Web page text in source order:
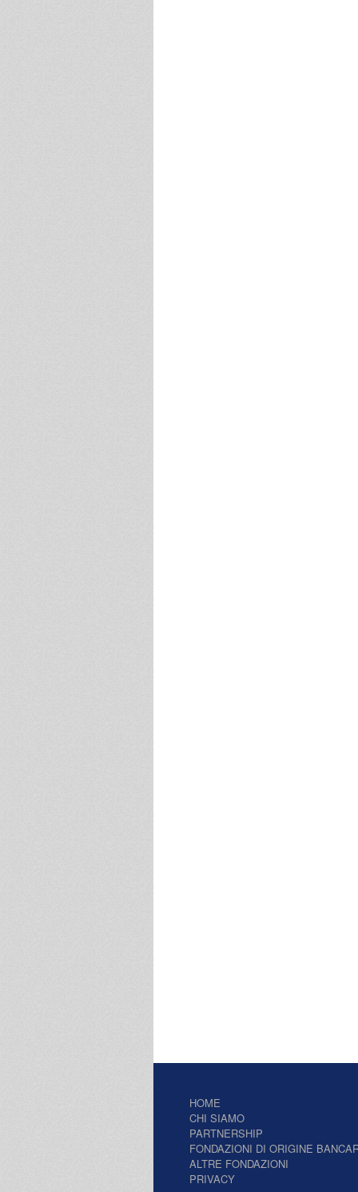
HOME
CHI SIAMO
PARTNERSHIP
FONDAZIONI DI ORIGINE
ALTRE FONDAZIONI
PRIVACY